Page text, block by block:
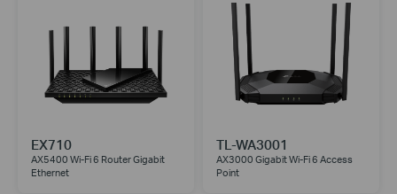
EX710
AX5400 Wi-Fi 6 Router Gigabit
Ethernet
TL-WA3001
AX3000 Gigabit Wi-Fi 6 Access
Point